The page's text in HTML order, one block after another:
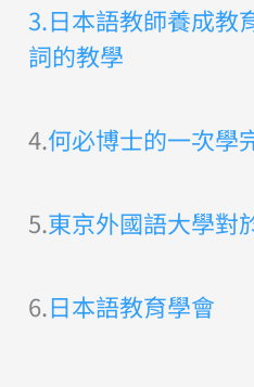
3.日本語教師養成教
詞的教學
4.何必博士的一次學
5.東京外國語大學對
6.日本語教育學會